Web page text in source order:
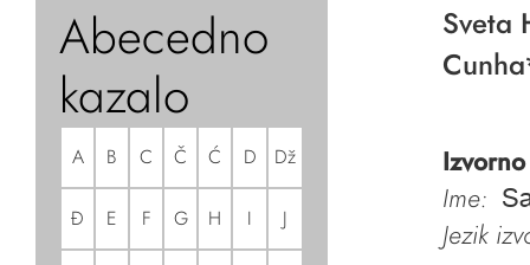
Abecedno
kazalo
A B C Č Ć D Dž
Đ E F G H I J
Sveta
Cunha
Ime:
Jezik